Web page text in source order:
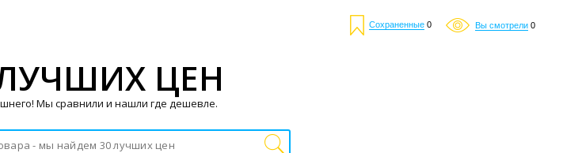
Сохраненные 0 Вы смотрели 0
ЦЕН
Мы сравнили и нашли где дешевле.